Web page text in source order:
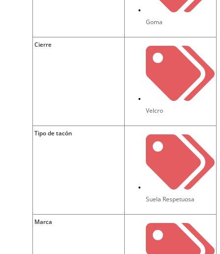
Goma
Cierre
Velcro
Tipo de tacón
Suela Respetuosa
Marca